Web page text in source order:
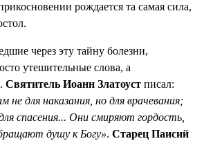
рождается та самая сила,
через эту тайну болезни,
утешительные слова, а
Святитель Иоанн Златоуст писал:
не для наказания, но для врачевания;
спасения... Они смиряют гордость,
душу к Богу». Старец Паисий